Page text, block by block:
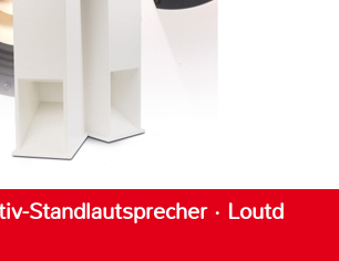
Standlautsprecher · Loutd